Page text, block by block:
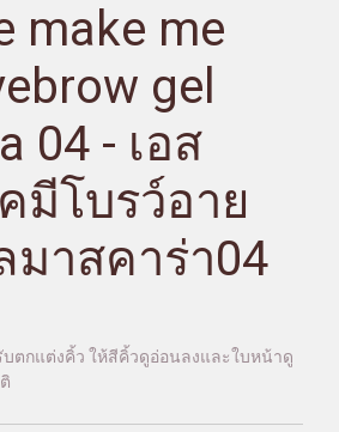
make me
gel
04 - เอส
มีโบรว์อาย
มาสคาร่า04
บตกแต่งคิ้ว ให้สีคิ้วดูอ่อนลงและใบหน้าดู